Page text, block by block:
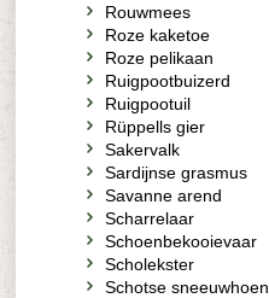
Rouwmees
Roze kaketoe
Roze pelikaan
Ruigpootbuizerd
Ruigpootuil
Rüppells gier
Sakervalk
Sardijnse grasmus
Savanne arend
Scharrelaar
Schoenbekooievaar
Scholekster
Schotse sneeuwhoen